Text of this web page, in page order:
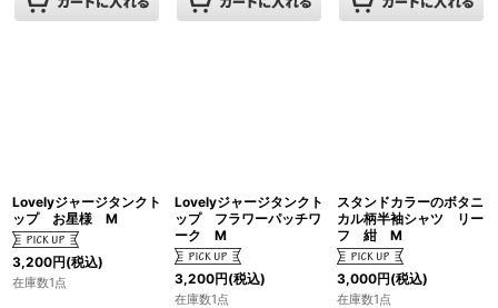
Lovelyジャージタンクト
ップ お星様 M
3,200円(税込)
在庫数1点
Lovelyジャージタンクト
ップ フラワーパッチワ
ーク M
3,200円(税込)
在庫数1点
スタンドカラーのボタニ
カル柄半袖シャツ リー
フ 紺 M
3,000円(税込)
在庫数1点